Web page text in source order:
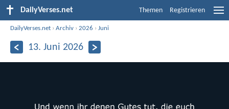
DailyVerses.net Themen Registrieren
DailyVerses.net ›Archiv ›2026 ›Juni
13. Juni 2026